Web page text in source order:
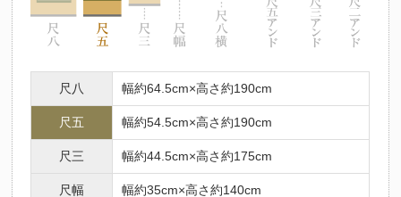
尺八 幅約64.5cm×高さ約190cm
尺五 幅約54.5cm×高さ約190cm
尺三 幅約44.5cm×高さ約175cm
尺幅 幅約35cm×高さ約140cm